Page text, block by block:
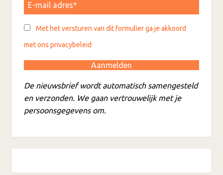
Met het versturen van dit formulier ga je akkoord
met ons privacybeleid
De nieuwsbrief wordt automatisch samengesteld
en verzonden. We gaan vertrouwelijk met je
persoonsgegevens om.